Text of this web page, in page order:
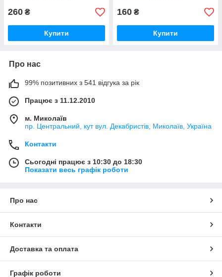
260 ₴
Купити
160 ₴
Купити
Про нас
99% позитивних з 541 відгука за рік
Працює з 11.12.2010
м. Миколаїв
пр. Центральний, кут вул. Декабристів, Миколаїв, Україна
Контакти
Сьогодні працює з 10:30 до 18:30
Показати весь графік роботи
Про нас
Контакти
Доставка та оплата
Графік роботи